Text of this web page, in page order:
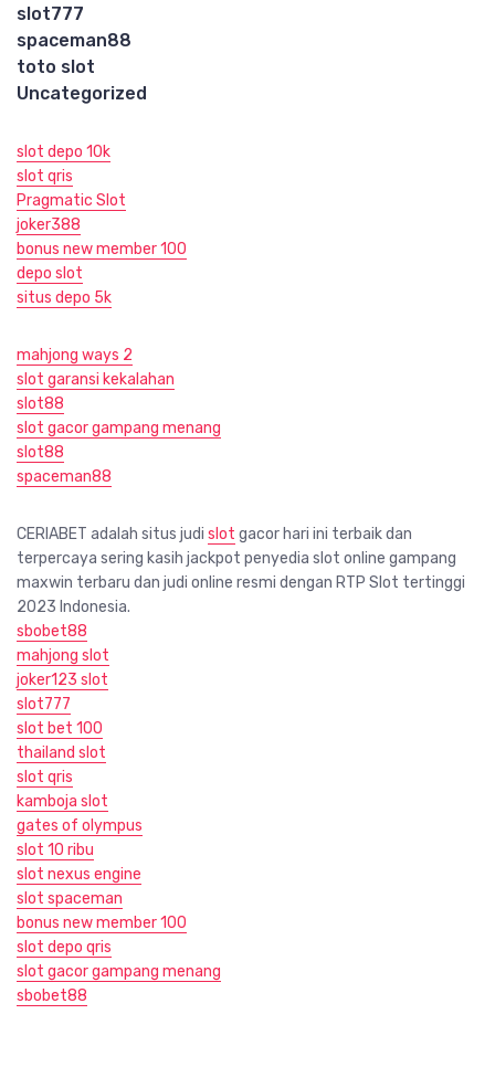
slot777
spaceman88
toto slot
Uncategorized
slot depo 10k
slot qris
Pragmatic Slot
joker388
bonus new member 100
depo slot
situs depo 5k
mahjong ways 2
slot garansi kekalahan
slot88
slot gacor gampang menang
slot88
spaceman88
CERIABET adalah situs judi slot gacor hari ini terbaik dan
terpercaya sering kasih jackpot penyedia slot online gampang
maxwin terbaru dan judi online resmi dengan RTP Slot tertinggi
2023 Indonesia.
sbobet88
mahjong slot
joker123 slot
slot777
slot bet 100
thailand slot
slot qris
kamboja slot
gates of olympus
slot 10 ribu
slot nexus engine
slot spaceman
bonus new member 100
slot depo qris
slot gacor gampang menang
sbobet88